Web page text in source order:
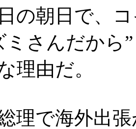
の朝日で、コ
ミさんだから
理由だ。
理で海外出張